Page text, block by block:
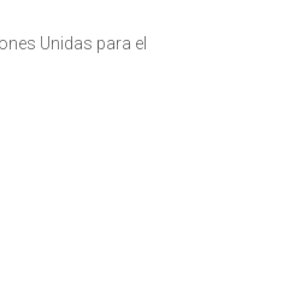
Unidas para el